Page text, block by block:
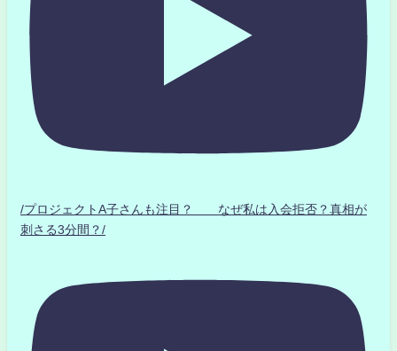
/プロジェクトA子さんも注目？ なぜ私は入会拒否？真相が
刺さる3分間？/